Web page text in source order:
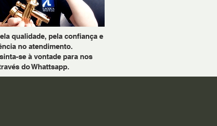
qualidade, pela confiança e
no atendimento.
se à vontade para nos
do Whattsapp.